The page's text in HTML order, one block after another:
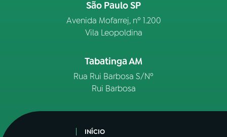
São Paulo SP
Avenida Mofarrej, nº 1.200
Vila Leopoldina
Tabatinga AM
Rua Rui Barbosa S/Nº
Rui Barbosa
INÍCIO